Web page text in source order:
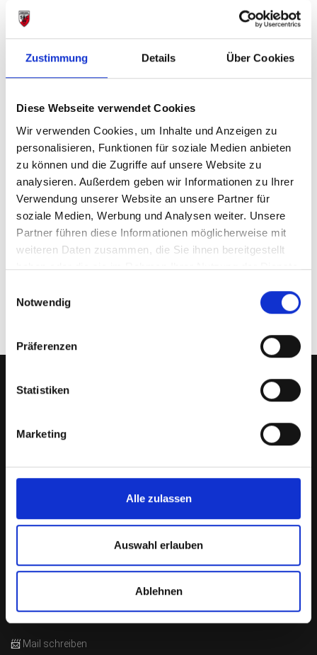
Zustimmung Details Über Cookies
Diese Webseite verwendet Cookies
Wir verwenden Cookies, um Inhalte und Anzeigen zu
personalisieren, Funktionen für soziale Medien anbieten
zu können und die Zugriffe auf unsere Website zu
analysieren. Außerdem geben wir Informationen zu Ihrer
Verwendung unserer Website an unsere Partner für
soziale Medien, Werbung und Analysen weiter. Unsere
Partner führen diese Informationen möglicherweise mit
weiteren Daten zusammen, die Sie ihnen bereitgestellt
haben oder die sie im Rahmen Ihrer Nutzung der Dienste
Notwendig
Präferenzen
Statistiken
Marketing
Alle zulassen
Auswahl erlauben
Ablehnen
Ebenfalls 5000 m Gold gab es in der W 50 für Sandra
Amelang (22:13,60 min) und in der M 50 für Enrico Amelang
(21:50,77 min.). Silber schnappten sich M 35 1500 m Läufer
Richard Gottschalk (4:36,24 min.) und M 60 Sprinter Franz
Stadler (28,27 sec) über die 200 m. Bronzemedaillen gab es
der M 60 und Jens Wulff mit 6:14,99 min. in der M 40 und
wiederum für Franz Stadler über die 400 m in 69,49 sec.
Zwei Athleten verpassten knapp das Stockerl: David
Wieland (17:40,41 min) über 5000 m in der M 35 und Tobias
Schmidt-Wilcke (4:55,94 min.) über 1500 in der M 50
belegten jeweils Platz 4.
Vorheriger Beitrag: Celine Ruß holt Siebenkampf Silber
Zurück Nächster
Weiter
93049 Regensburg
📨 Mail schreiben